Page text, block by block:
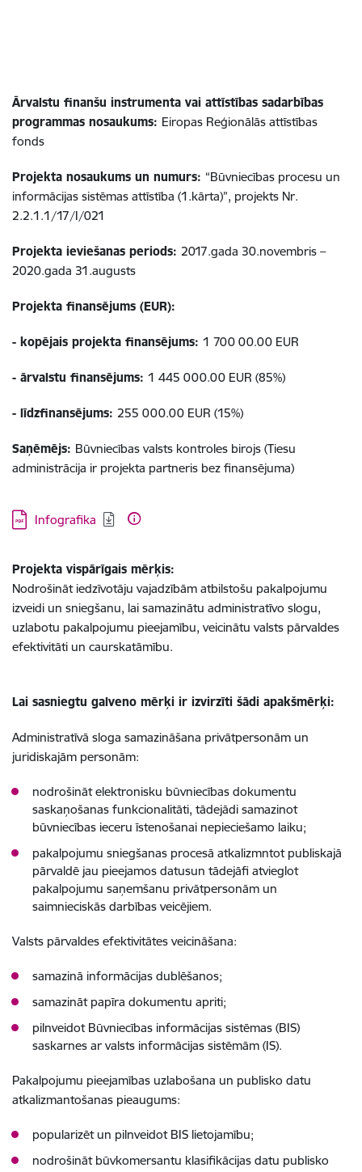
Ārvalstu finanšu instrumenta vai attīstības sadarbības
programmas nosaukums: Eiropas Reģionālās attīstības
fonds
Projekta nosaukums un numurs: “Būvniecības procesu un
informācijas sistēmas attīstība (1.kārta)”, projekts Nr.
2.2.1.1/17/I/021
Projekta ieviešanas periods: 2017.gada 30.novembris –
2020.gada 31.augusts
Projekta finansējums (EUR):
- kopējais projekta finansējums: 1 700 00.00 EUR
- ārvalstu finansējums: 1 445 000.00 EUR (85%)
- līdzfinansējums: 255 000.00 EUR (15%)
Saņēmējs: Būvniecības valsts kontroles birojs (Tiesu
administrācija ir projekta partneris bez finansējuma)
Lejupielādēt:
Infografika
Projekta vispārīgais mērķis:
Nodrošināt iedzīvotāju vajadzībām atbilstošu pakalpojumu
izveidi un sniegšanu, lai samazinātu administratīvo slogu,
uzlabotu pakalpojumu pieejamību, veicinātu valsts pārvaldes
efektivitāti un caurskatāmību.
Lai sasniegtu galveno mērķi ir izvirzīti šādi apakšmērķi:
Administratīvā sloga samazināšana privātpersonām un
juridiskajām personām:
nodrošināt elektronisku būvniecības dokumentu
saskaņošanas funkcionalitāti, tādejādi samazinot
būvniecības ieceru īstenošanai nepieciešamo laiku;
pakalpojumu sniegšanas procesā atkalizmntot publiskajā
pārvaldē jau pieejamos datusun tādejāfi atvieglot
pakalpojumu saņemšanu privātpersonām un
saimnieciskās darbības veicējiem.
Valsts pārvaldes efektivitātes veicināšana:
samazinā informācijas dublēšanos;
samazināt papīra dokumentu apriti;
pilnveidot Būvniecības informācijas sistēmas (BIS)
saskarnes ar valsts informācijas sistēmām (IS).
Pakalpojumu pieejamības uzlabošana un publisko datu
atkalizmantošanas pieaugums:
popularizēt un pilnveidot BIS lietojamību;
nodrošināt būvkomersantu klasifikācijas datu publisko